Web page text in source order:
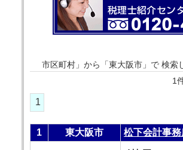
市区町村」から「東大阪市」で 検索
1件
1
1 東大阪市 松下会計事務